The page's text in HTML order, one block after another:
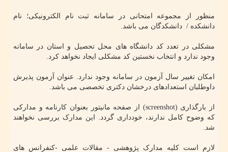
منظور از مجموعه امتحانی در سامانه ثبت نام الکترونیکی؛ نام
دانشکده / ‏‬ دانشکدگان می باشد.
مشکلی در تعدد کد دانشگاه های محل تحصیل و استان در سامانه
وجود ندارد و انتخاب نخستین کد مشکلی ایجاد نخواهد کرد.
امکان تغییر سال آزمون در سامانه وجود ندارد. عنوان آزمون پذیرش
داوطلبان استعدادهای درخشان دکتری تخصصی می باشد.
از بارگذاری (screenshot) از صفحه مانیتور بعنوان کارنامه و مدارکی
که وضوح کامل ندارند، خودداری گردد. این مدارک بررسی نخواهند
شد.
لازم است کلیه مدارک پژوهشی - مقالات علمی -کنفرانس های